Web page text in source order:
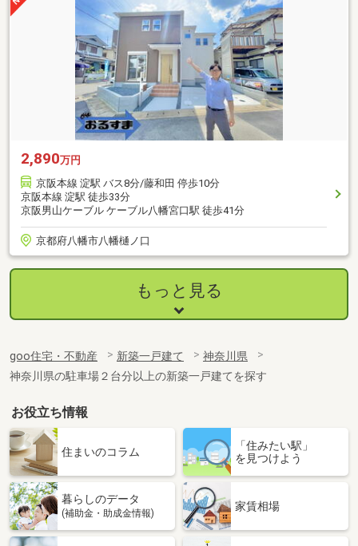
2,890万円
京阪本線 淀駅 バス8分/藤和田 停歩10分
京阪本線 淀駅 徒歩33分
京阪男山ケーブル ケーブル八幡宮口駅 徒歩41分
京都府八幡市八幡樋ノ口
もっと見る
goo住宅・不動産 新築一戸建て
神奈川県
神奈川県の駐車場２台分以上の新築一戸建てを探す
お役立ち情報
住まいのコラム
「住みたい駅」
を見つけよう
暮らしのデータ
(補助金・助成金情報)
家賃相場